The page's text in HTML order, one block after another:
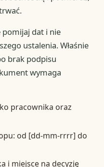
pomijaj dat i nie
ustalenia. Właśnie
brak podpisu
wymaga
pracownika oraz
od [dd-mm-rrrr] do
i miejsce na decyzję